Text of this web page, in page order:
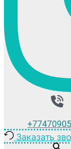
Заказать